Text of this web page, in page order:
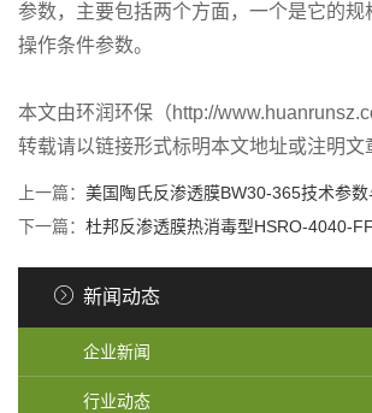
参数，主要包括两个方面，一个是它的规
操作条件参数。
本文由环润环保（http://
转载请以链接形式标明本文地址或注明文
上一篇： 美国陶氏反渗透膜BW30-365技术参
下一篇： 杜邦反渗透膜热消毒型HSRO-4040-
新闻动态
企业新闻
行业动态